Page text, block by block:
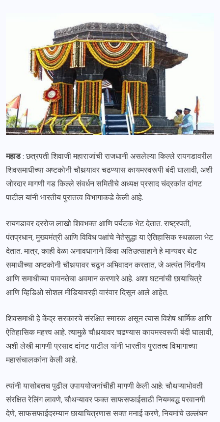
महाड: छत्रपती शिवाजी महाराजांची राजधानी असलेल्या किल्ले रायगडावरील
शिवसमाधीच्या अष्टकोनी चौथर्‍यावर चढण्यास कायमस्वरूपी बंदी घालावी, अशी
जोरदार मागणी गड किल्ले संवर्धन समितीचे अध्यक्ष प्रसाद चंद्रकांत दांगट
पाटील यांनी भारतीय पुरातत्व विभागाकडे केली आहे.
रायगडावर दररोज लाखो शिवभक्त आणि पर्यटक भेट देतात. राष्ट्रपती,
पंतप्रधान, मुख्यमंत्री आणि विविध पक्षांचे नेतेसुद्धा या ऐतिहासिक स्थळाला भेट
देतात. मात्र, काही वेळा अनावधानाने किंवा अतिउत्साहाने हे मान्यवर थेट
समाधीच्या अष्टकोनी चौथर्‍यावर चढून अभिवादन करतात, जे अत्यंत निंदनीय
आणि समाधीच्या पावनतेचा अवमान करणारे आहे. अशा घटनांची छायाचित्रे
आणि व्हिडिओ सोशल मीडियावरही वारंवार दिसून आले आहेत.
शिवसमाधी हे केंद्र सरकारचे संरक्षित स्मारक असून त्यास विशेष धार्मिक आणि
ऐतिहासिक महत्त्व आहे. त्यामुळे चौथर्‍यावर चढण्यास कायमस्वरूपी बंदी घालावी,
अशी लेखी मागणी प्रसाद दांगट पाटील यांनी भारतीय पुरातत्व विभागाच्या
महासंचालकांना केली आहे.
त्यांनी यासोबतच पुढील उपाययोजनांचीही मागणी केली आहे: चौथऱ्याभोवती
संरक्षित रेलिंग लावणे, चौथऱ्यावर फक्त साफसफाईसाठी नियमबद्ध परवानगी
देणे, साफसफाईदरम्यान छायाचित्रणास सक्त मनाई करणे, नियमांचे उल्लंघन